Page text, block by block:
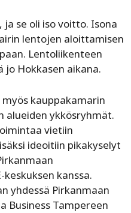
se oli iso voitto. Isona
lentojen aloittamisen
Lentoliikenteen
Hokkasen aikana.
kauppakamarin
alueiden ykkösryhmät.
vietiin
ideoitiin pikakyselyt
kanssa.
yhdessä Pirkanmaan
Business Tampereen